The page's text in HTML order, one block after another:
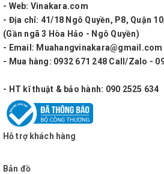
- Web: Vinakara.com
- Địa chỉ: 41/18 Ngô Quyền, P8, Quận
(Gần ngã 3 Hòa Hảo - Ngô Quyền)
- Email: Muahangvinakara@gmail.com
- Mua hàng: 0932 671 248 Call/Zalo -
- HT kĩ thuật & bảo hành: 090 2525 634
Hỗ trợ khách hàng
Bản đồ